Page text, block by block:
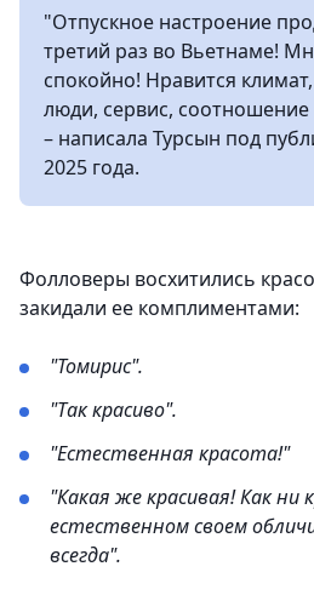
"Отпускное настроение
третий раз во Вьетнаме!
спокойно! Нравится
люди, сервис, соотношение
– написала Турсын под
2025 года.
Фолловеры восхитились
закидали ее комплиментами:
"Томирис".
"Так красиво".
"Естественная красота!"
"Какая же красивая! Как
естественном своем
всегда".